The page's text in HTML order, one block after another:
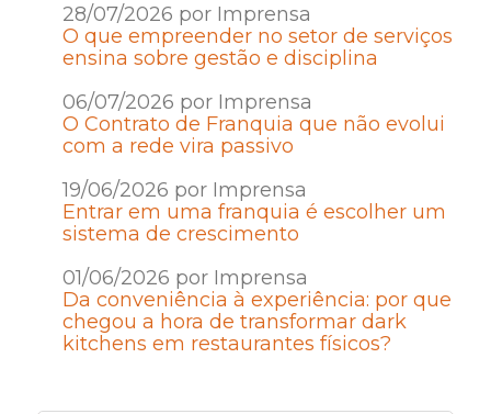
28/07/2026 por Imprensa
O que empreender no setor de serviços
ensina sobre gestão e disciplina
06/07/2026 por Imprensa
O Contrato de Franquia que não evolui
com a rede vira passivo
19/06/2026 por Imprensa
Entrar em uma franquia é escolher um
sistema de crescimento
01/06/2026 por Imprensa
Da conveniência à experiência: por que
chegou a hora de transformar dark
kitchens em restaurantes físicos?